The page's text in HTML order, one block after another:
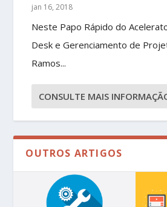
jan 16, 2018
Neste Papo Rápido do
Desk e Gerenciamento de
Ramos...
CONSULTE MAIS
OUTROS ARTIGOS